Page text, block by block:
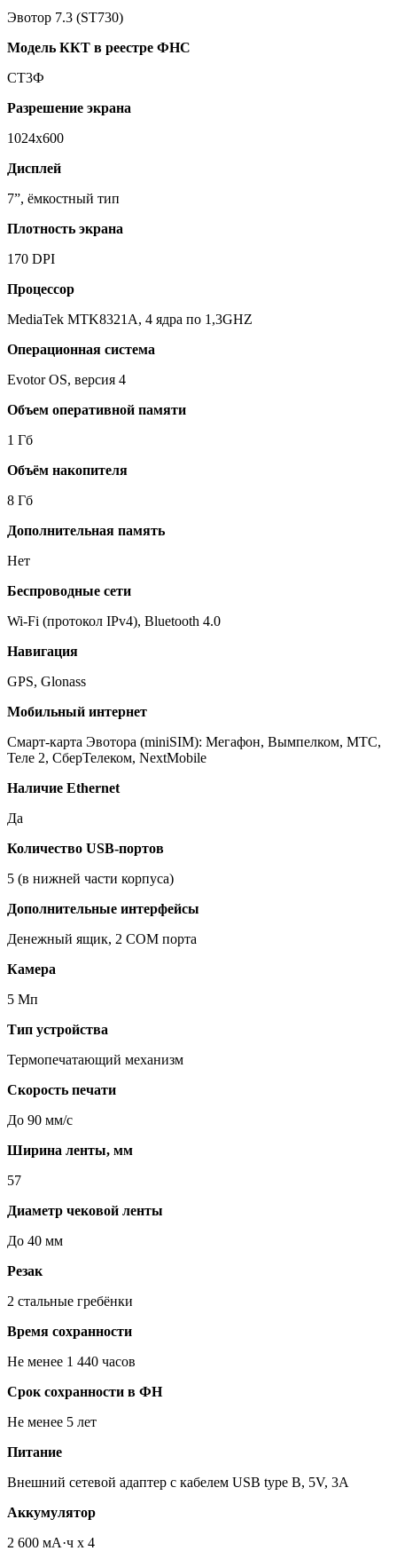
Эвотор 7.3 (ST730)
Модель ККТ в реестре ФНС
СТ3Ф
Разрешение экрана
1024х600
Дисплей
7”, ёмкостный тип
Плотность экрана
170 DPI
Процессор
MediaTek MTK8321A, 4 ядра по 1,3GHZ
Операционная система
Evotor OS, версия 4
Объем оперативной памяти
1 Гб
Объём накопителя
8 Гб
Дополнительная память
Нет
Беспроводные сети
Wi-Fi (протокол IPv4), Bluetooth 4.0
Навигация
GPS, Glonass
Мобильный интернет
Смарт-карта Эвотора (miniSIM): Мегафон, Вымпелком, МТС,
Теле 2, СберТелеком, NextMobile
Наличие Ethernet
Да
Количество USB-портов
5 (в нижней части корпуса)
Дополнительные интерфейсы
Денежный ящик, 2 COM порта
Камера
5 Мп
Тип устройства
Термопечатающий механизм
Скорость печати
До 90 мм/с
Ширина ленты, мм
57
Диаметр чековой ленты
До 40 мм
Резак
2 стальные гребёнки
Время сохранности
Не менее 1 440 часов
Срок сохранности в ФН
Не менее 5 лет
Питание
Внешний сетевой адаптер с кабелем USB type B, 5V, 3A
Аккумулятор
2 600 мА·ч х 4